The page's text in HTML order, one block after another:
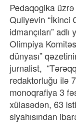
Pedaqogika
Quliyevin “İkinci
idmançıları”
Olimpiya
dünyası”
jurnalist,
redaktorluğu ilə
monoqrafiya 3
xülasədən, 63
siyahısından